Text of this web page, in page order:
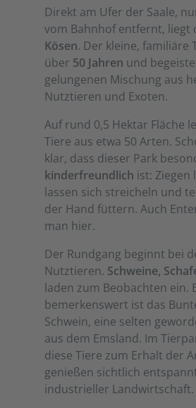
Direkt am Ufer der Saale,
vom Bahnhof entfernt, liegt
Kösen. Der kleine, familiäre
über 50 Jahren und
gelungenen Mischung aus
Nutztieren und Exoten.
Auf rund 0,5 Hektar Fläche
Tiere aus etwa 50 Arten.
klar, dass dieser Park
kinderfreundlich ist: Ziegen
lassen sich streicheln und
der Hand füttern. Auch
man hier.
Der Rundgang beginnt bei
Nutztieren. Schweine,
laden zum Beobachten ein.
bemerkenswert ist das
Schwein, eine selten
aus dem Emsland. Im
diese Tiere zum Erhalt der
genießen sichtlich
industrieller Landwirtschaft.